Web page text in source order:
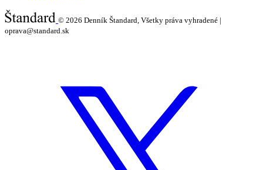
© 2026 Denník Štandard, Všetky práva vyhradené |
oprava@standard.sk